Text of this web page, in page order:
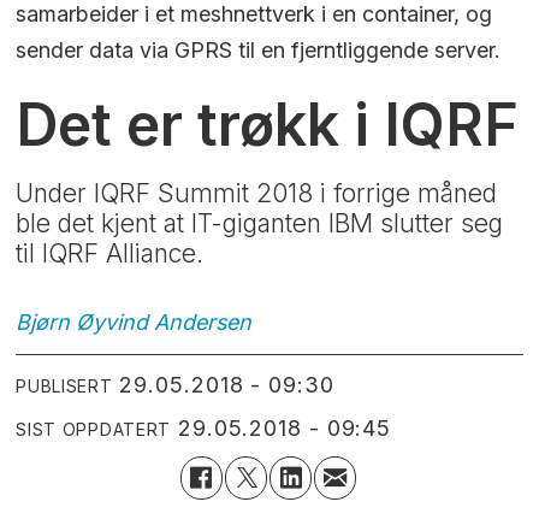
samarbeider i et meshnettverk i en container, og
sender data via GPRS til en fjerntliggende server.
Det er trøkk i IQRF
Under IQRF Summit 2018 i forrige måned
ble det kjent at IT-giganten IBM slutter seg
til IQRF Alliance.
Bjørn Øyvind Andersen
PUBLISERT 29.05.2018 - 09:30
SIST OPPDATERT 29.05.2018 - 09:45